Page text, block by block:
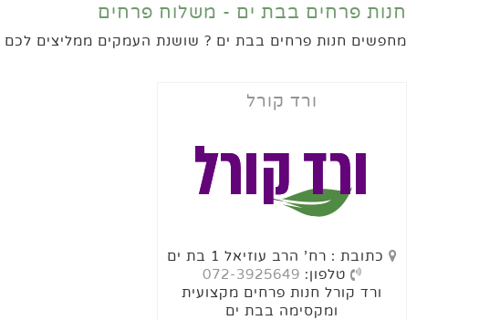
חנות פרחים בבת ים - משלוח פרחים
מחפשים חנות פרחים בבת ים ? שושנת העמקים ממליצים לכם
ורד קורל
כתובת : רח' הרב עוזיאל 1 בת ים
טלפון: 072-3925649
ורד קורל חנות פרחים מקצועית
ומקסימה בבת ים